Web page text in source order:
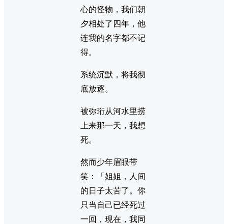
心的怪物，我们朝
夕相处了四年，他
连我的名字都不记
得。
系统沉默，将我彻
底放逐。
被弥珩从河水里捞
上来那一天，我想
死。
然而少年眉眼带
笑：「姐姐，人间
的日子太苦了。你
只当自己已经死过
一回，现在，我同